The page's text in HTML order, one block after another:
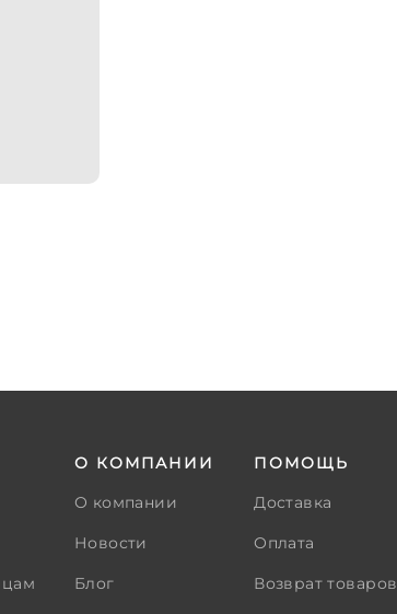
О КОМПАНИИ
О компании
Новости
Блог
ПОМОЩЬ
Доставка
Оплата
Возврат товаров